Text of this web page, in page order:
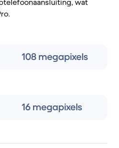
wat
108 megapixels
16 megapixels